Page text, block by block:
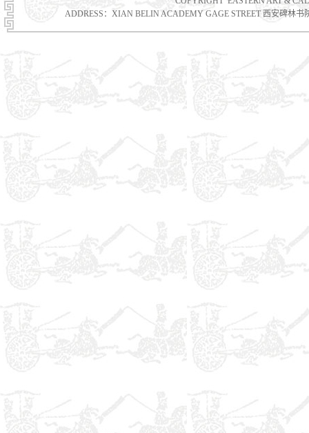
ADDRESS：XIAN BELIN ACADEMY GAGE STREET 西安碑林